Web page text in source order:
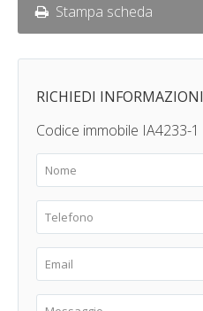
Stampa scheda
RICHIEDI INFORMAZIONI
Codice immobile IA4233-1